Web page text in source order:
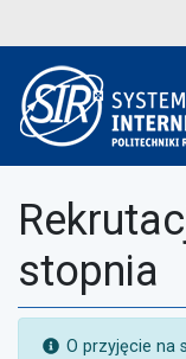
stopnia
UWAGA:
O przyjęcie na